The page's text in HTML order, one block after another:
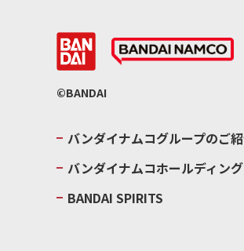
©BANDAI
バンダイナムコグループのご
バンダイナムコホールディン
BANDAI SPIRITS